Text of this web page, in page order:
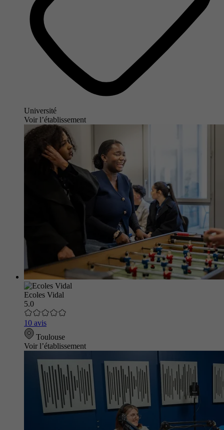
Université
Voir l’établissement
Ecoles Vidal
5.0
10 avis
Toulouse
Voir l’établissement